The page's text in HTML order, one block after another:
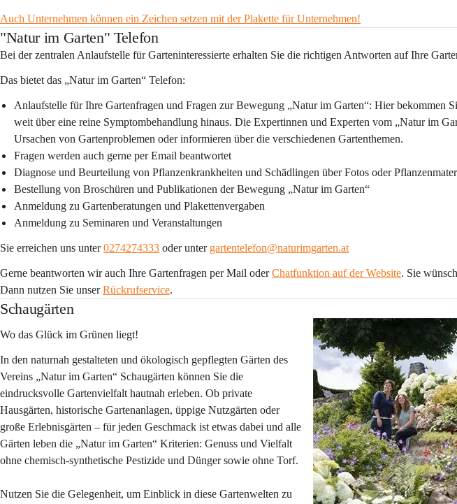
Auch Unternehmen können ein Zeichen setzen mit der Plakette für Unternehmen!
"Natur im Garten" Telefon
Bei der zentralen Anlaufstelle für Garteninteressierte erhalten Sie die richtigen Antworten auf Ihre
Das bietet das „Natur im Garten“ Telefon:
Anlaufstelle für Ihre Gartenfragen und Fragen zur Bewegung „Natur im Garten“: Hier bekommen
weit über eine reine Symptombehandlung hinaus. Die Expertinnen und Experten vom „Natur im
Ursachen von Gartenproblemen oder informieren über die verschiedenen Gartenthemen.
Fragen werden auch gerne per Email beantwortet
Diagnose und Beurteilung von Pflanzenkrankheiten und Schädlingen über Fotos oder
Bestellung von Broschüren und Publikationen der Bewegung „Natur im Garten“
Anmeldung zu Gartenberatungen und Plakettenvergaben
Anmeldung zu Seminaren und Veranstaltungen
Sie erreichen uns unter 0274274333 oder unter gartentelefon@naturimgarten.at
Gerne beantworten wir auch Ihre Gartenfragen per Mail oder Chatfunktion auf der Website. Sie
Dann nutzen Sie unser Rückrufservice.
Schaugärten
Wo das Glück im Grünen liegt!
In den naturnah gestalteten und ökologisch gepflegten Gärten des
Vereins „Natur im Garten“ Schaugärten können Sie die
eindrucksvolle Gartenvielfalt hautnah erleben. Ob private
Hausgärten, historische Gartenanlagen, üppige Nutzgärten oder
große Erlebnisgärten – für jeden Geschmack ist etwas dabei und alle
Gärten leben die „Natur im Garten“ Kriterien: Genuss und Vielfalt
ohne chemisch-synthetische Pestizide und Dünger sowie ohne Torf.
Nutzen Sie die Gelegenheit, um Einblick in diese Gartenwelten zu